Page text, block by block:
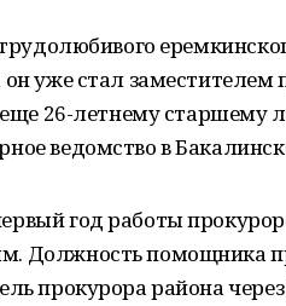
уже стал заместителем
26-летнему старшему
ведомство в
год работы
Должность помощника
прокурора района